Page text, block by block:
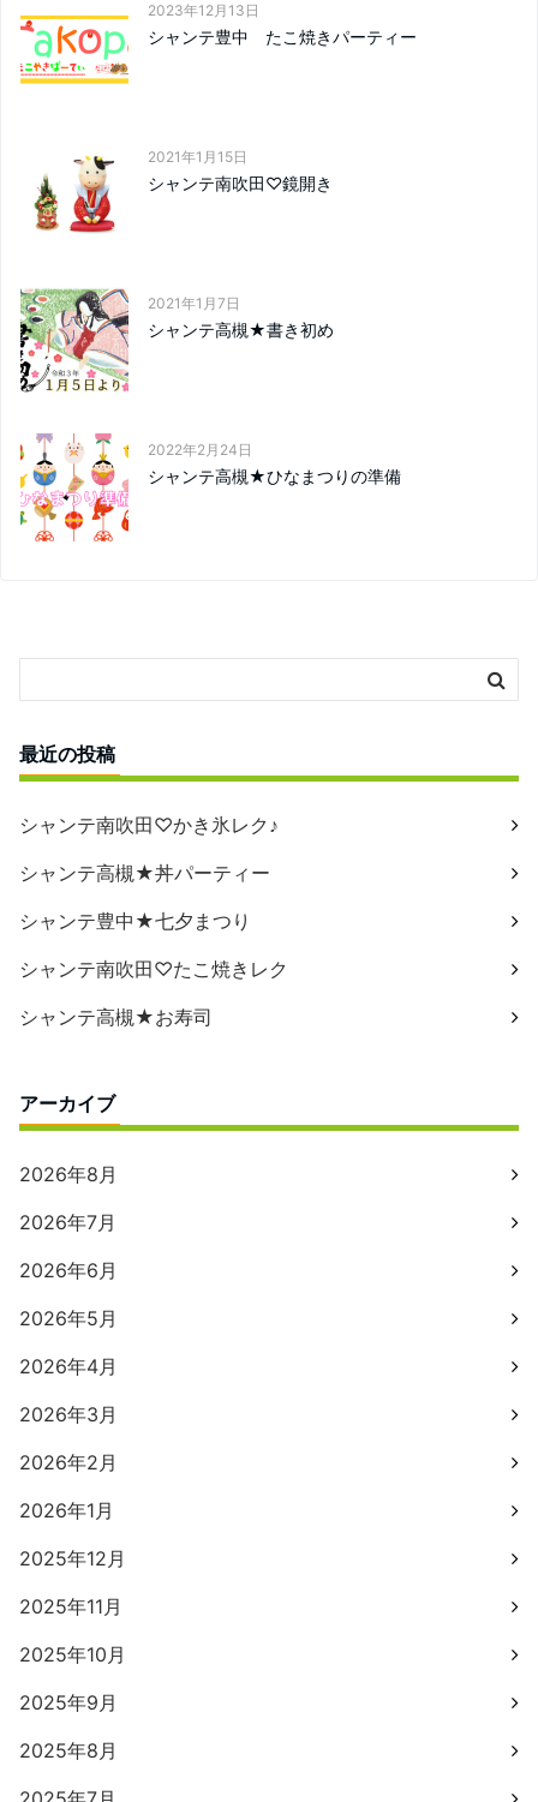
2023年12月13日
シャンテ豊中 たこ焼きパーティー
2021年1月15日
シャンテ南吹田♡鏡開き
2021年1月7日
シャンテ高槻★書き初め
2022年2月24日
シャンテ高槻★ひなまつりの準備
最近の投稿
シャンテ南吹田♡かき氷レク♪
シャンテ高槻★丼パーティー
シャンテ豊中★七夕まつり
シャンテ南吹田♡たこ焼きレク
シャンテ高槻★お寿司
アーカイブ
2026年8月
2026年7月
2026年6月
2026年5月
2026年4月
2026年3月
2026年2月
2026年1月
2025年12月
2025年11月
2025年10月
2025年9月
2025年8月